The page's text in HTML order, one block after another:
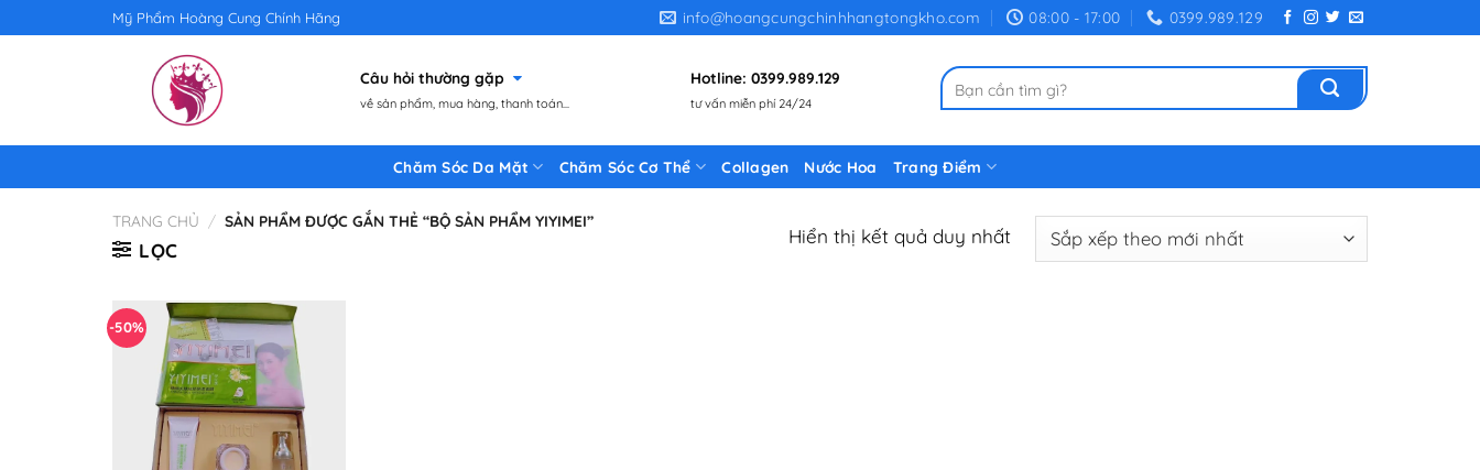
Mỹ Phẩm Hoàng Cung Chính Hãng info@hoangcungchinhhangtongkho.com 08:00 - 17:00 0399.989.129
Câu hỏi thường gặp
về sản phẩm, mua hàng, thanh toán...
Hotline: 0399.989.129
tư vấn miễn phí 24/24
Tìm
kiếm:
Chăm Sóc Da Mặt Chăm Sóc Cơ Thể Collagen Nước Hoa Trang Điểm
TRANG CHỦ / SẢN PHẨM ĐƯỢC GẮN THẺ “BỘ SẢN PHẨM YIYIMEI”
LỌC
Hiển thị kết quả duy nhất
-50%